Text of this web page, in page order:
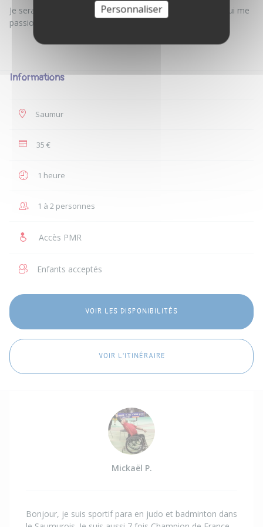
Je serai heureux d'échanger avec vous sur ces pratiques qui me
passionnent :)
Informations
Saumur
35 €
1 heure
1 à 2 personnes
Accès PMR
Enfants acceptés
VOIR LES DISPONIBILITÉS
VOIR L'ITINÉRAIRE
Mickaël P.
Bonjour, je suis sportif para en judo et badminton dans
Personnaliser